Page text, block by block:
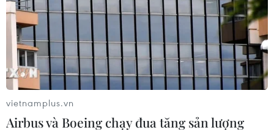
vietnamplus.vn
Airbus và Boeing chạy đua tăng sản lượng